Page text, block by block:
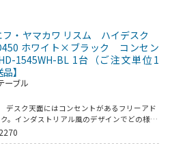
フ・ヤマカワ リスム ハイデスク
ホワイト×ブラック コンセン
1545WH-BL 1台（ご注文単位1
】
ーブル
スク天面にはコンセントがあるフリーアド
。インダストリアル風のデザインでどの様な
となくご使用できます。コードの長さ：約